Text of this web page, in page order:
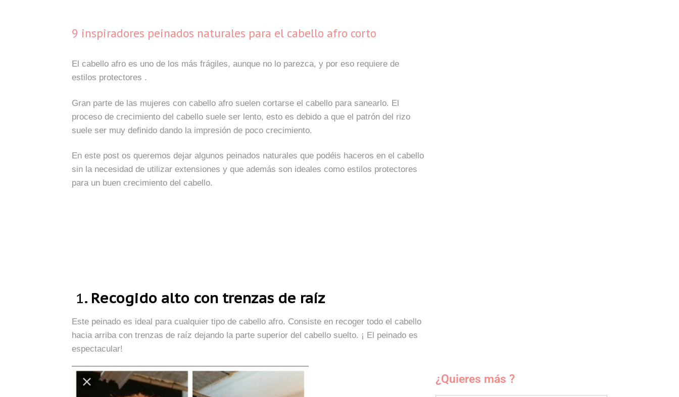
9 inspiradores peinados naturales para el cabello afro corto
El cabello afro es uno de los más frágiles, aunque no lo parezca, y por eso requiere de
estilos protectores .
Gran parte de las mujeres con cabello afro suelen cortarse el cabello para sanearlo. El
proceso de crecimiento del cabello suele ser lento, esto es debido a que el patrón del rizo
suele ser muy definido dando la impresión de poco crecimiento.
En este post os queremos dejar algunos peinados naturales que podéis haceros en el cabello
sin la necesidad de utilizar extensiones y que además son ideales como estilos protectores
para un buen crecimiento del cabello.
1. Recogido alto con trenzas de raíz
Este peinado es ideal para cualquier tipo de cabello afro. Consiste en recoger todo el cabello
hacia arriba con trenzas de raíz dejando la parte superior del cabello suelto. ¡ El peinado es
espectacular!
¿Quieres más ?